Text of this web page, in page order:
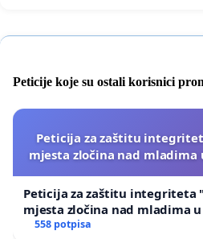
Peticije koje su ostali korisnici
Peticija za zaštitu
mjesta zločina nad mladima
Peticija za zaštitu integriteta
mjesta zločina nad mladima
558 potpisa